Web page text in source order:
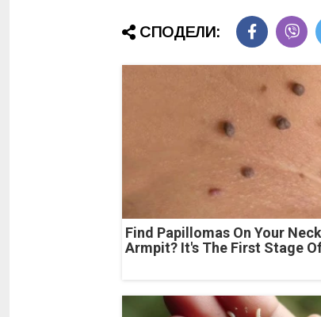
СПОДЕЛИ:
Find Papillomas On Your
Armpit? It's The First Stage